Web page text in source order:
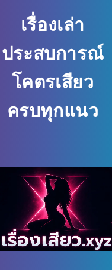
เรื่องเล่า
ประสบการณ์
โคตรเสียว
ครบทุกแนว